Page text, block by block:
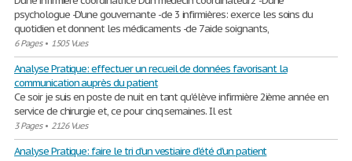
psychologue -D'une gouvernante -de 3 infirmières: exerce les soins du
quotidien et donnent les médicaments -de 7aide soignants,
6 Pages• 1505 Vues
Analyse Pratique: effectuer un recueil de données favorisant la
communication auprès du patient
Ce soir je suis en poste de nuit en tant qu'élève infirmière 2ième année en
service de chirurgie et, ce pour cinq semaines. Il est
3 Pages• 2126 Vues
Analyse Pratique: faire le tri d'un vestiaire d'été d'un patient